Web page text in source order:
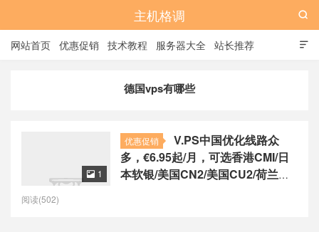
主机格调

网站首页 优惠促销 技术教程 服务器大全 站长推荐

德国vps有哪些
优惠促销
V.PS中国优化线路众
多，€6.95起/月，可选香港CMI/日
本软银/美国CN2/美国CU2/荷兰
 1
阅读(502)